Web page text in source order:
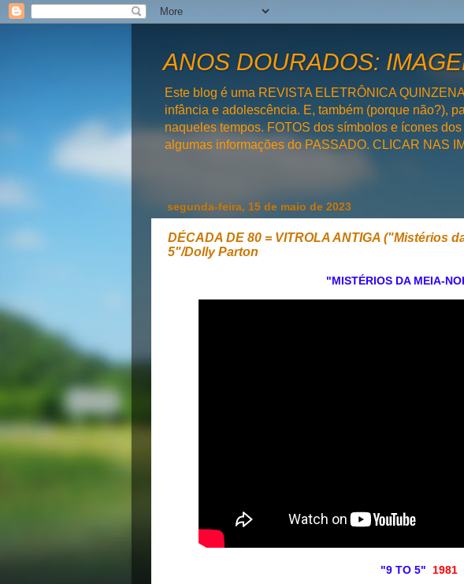
ANOS DOURADOS:
Este blog é uma REVISTA ELETRÔNICA
infância e adolescência. E, também (porque não?),
naqueles tempos. FOTOS dos símbolos e ícones
algumas informações do PASSADO. CLICAR NAS
segunda-feira, 15 de maio de 2023
DÉCADA DE 80 = VITROLA ANTIGA ("Mistérios
5"/Dolly Parton
"MISTÉRIOS DA MEIA-
"9 TO 5" 1981